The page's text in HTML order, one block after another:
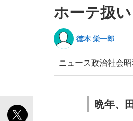
「目標達成
ホーテ扱
徳本 栄一郎
ニュース政治社会
晩年、